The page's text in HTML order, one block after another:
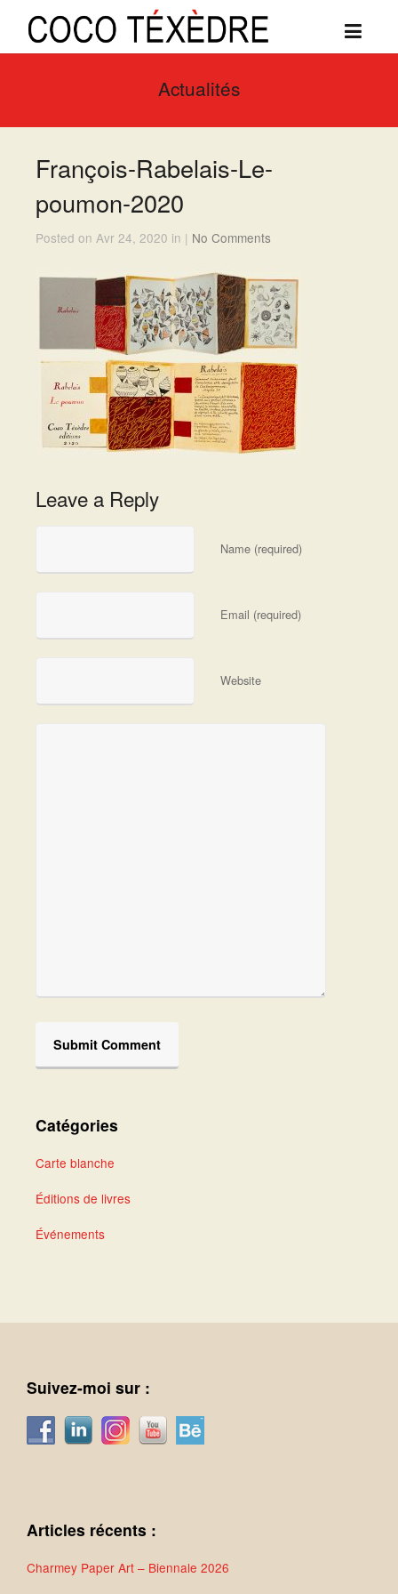
Actualités
François-Rabelais-Le-
poumon-2020
Posted on Avr 24, 2020 in | No Comments
Leave a Reply
Name (required)
Email (required)
Website
Catégories
Carte blanche
Éditions de livres
Événements
Suivez-moi sur :
Articles récents :
Charmey Paper Art – Biennale 2026